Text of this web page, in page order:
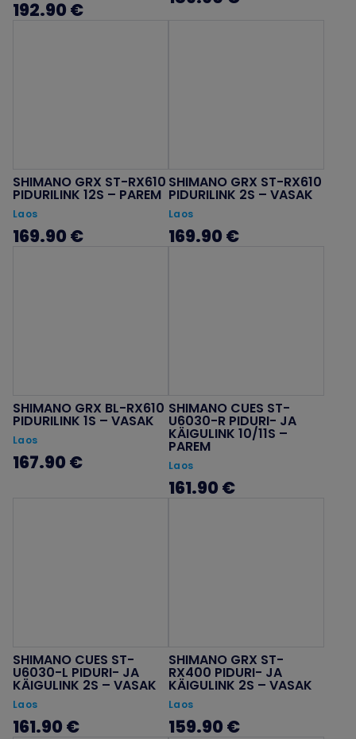
192.90 €
SHIMANO GRX ST-RX610
PIDURILINK 12S – PAREM
Laos
169.90 €
SHIMANO GRX ST-RX610
PIDURILINK 2S – VASAK
Laos
169.90 €
SHIMANO GRX BL-RX610
PIDURILINK 1S – VASAK
Laos
167.90 €
SHIMANO CUES ST-
U6030-R PIDURI- JA
KÄIGULINK 10/11S –
PAREM
Laos
161.90 €
SHIMANO CUES ST-
U6030-L PIDURI- JA
KÄIGULINK 2S – VASAK
Laos
161.90 €
SHIMANO GRX ST-
RX400 PIDURI- JA
KÄIGULINK 2S – VASAK
Laos
159.90 €